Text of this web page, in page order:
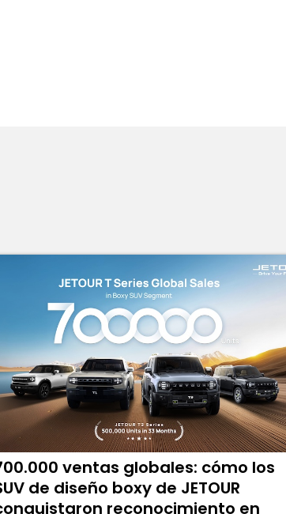
ventas globales: cómo los
de diseño boxy de JETOUR
reconocimiento en